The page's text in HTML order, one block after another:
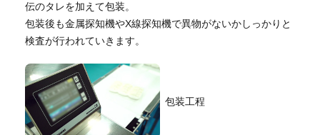
伝のタレを加えて包装。
包装後も金属探知機やX線探知機で異物がないかしっかりと
検査が行われていきます。
包装工程